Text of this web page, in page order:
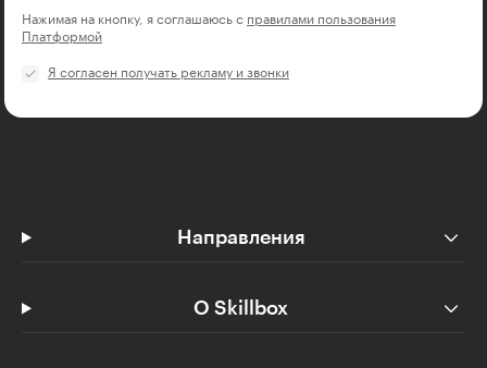
Нажимая на кнопку, я соглашаюсь с правилами пользования
Платформой
Я согласен получать рекламу и звонки
Направления
О Skillbox